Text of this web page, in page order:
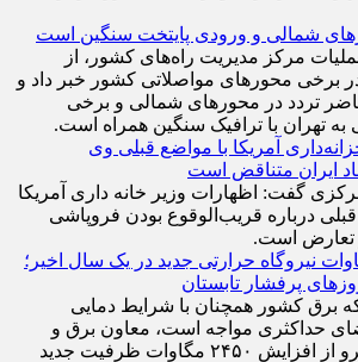
شمالی و ورودی پایتخت سنگین است
مرکز مدیریت راه‌های کشور، از
برخی محورهای مواصلاتی کشور خبر داد و
تردد در محورهای شمالی و برخی
تهران با ترافیک سنگین همراه است.
آمریکا با مواضع قبلی وی
ایران متناقض است
گفت: اظهارات وزیر خانه داری آمریکا
درباره قریب‌الوقوع بودن فروپاشی
تعارض است.
مگاوات نیروگاه حرارتی جدید در یک سال اخیر؛
پرفشار تابستان
برق کشور همچنان با شرایط دمایی
حداکثری مواجه است، معاون برق و
انرژی وزارت نیرو از افزایش ۲۴۵۰ مگاوات ظرفیت جدید